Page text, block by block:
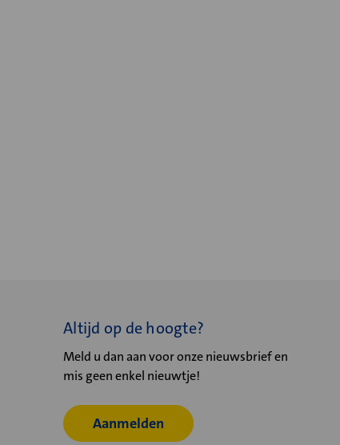
Altijd op de hoogte?
Meld u dan aan voor onze nieuwsbrief en
mis geen enkel nieuwtje!
Aanmelden